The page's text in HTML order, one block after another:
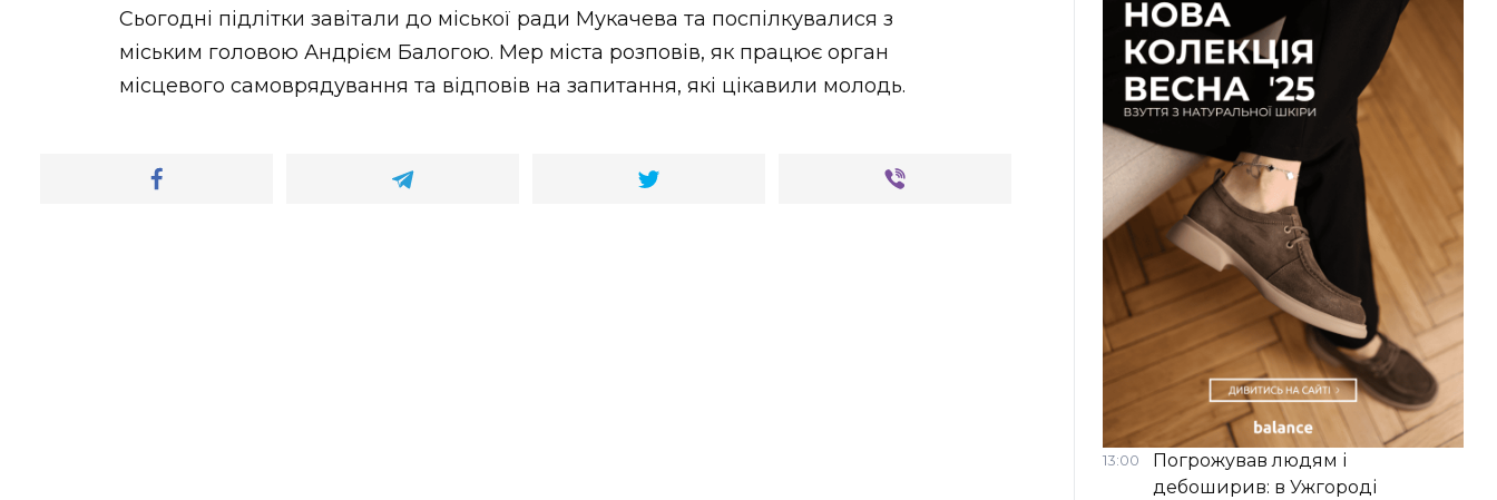
Сьогодні підлітки завітали до міської ради Мукачева та поспілкувалися з
міським головою Андрієм Балогою. Мер міста розповів, як працює орган
місцевого самоврядування та відповів на запитання, які цікавили молодь.
13:00
Погрожував людям і
дебоширив: в Ужгороді